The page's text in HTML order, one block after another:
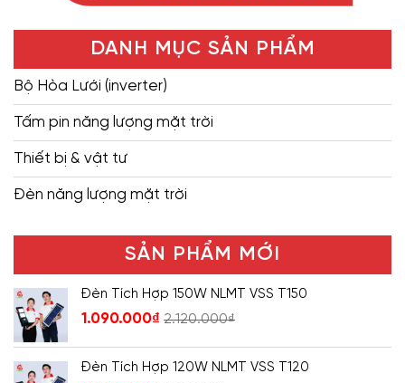
DANH MỤC SẢN PHẨM
Bộ Hòa Lưới (inverter)
Tấm pin năng lượng mặt trời
Thiết bị & vật tư
Đèn năng lượng mặt trời
SẢN PHẨM MỚI
Đèn Tích Hợp 150W NLMT VSS T150
1.090.000₫ 2.120.000₫
Đèn Tích Hợp 120W NLMT VSS T120